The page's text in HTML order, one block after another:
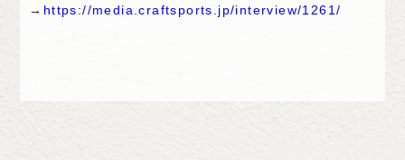
→ https://media.craftsports.jp/interview/1261/